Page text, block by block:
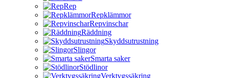
Rep
Repklämmor
Repvinschar
Räddning
Skyddsutrustning
Slingor
Smarta saker
Stödlinor
Verktygssäkring